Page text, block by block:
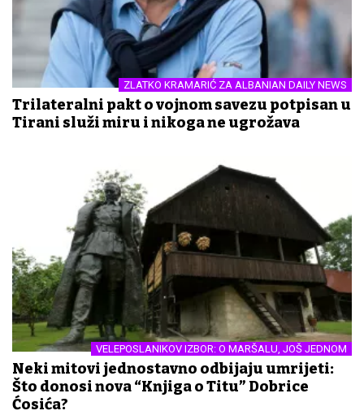
ZLATKO KRAMARIĆ ZA ALBANIAN DAILY NEWS
Trilateralni pakt o vojnom savezu potpisan u
Tirani služi miru i nikoga ne ugrožava
VELEPOSLANIKOV IZBOR: O MARŠALU, JOŠ JEDNOM
Neki mitovi jednostavno odbijaju umrijeti:
Što donosi nova “Knjiga o Titu” Dobrice
Ćosića?